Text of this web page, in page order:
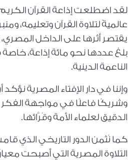
لقد اضطلعت إذاعة القرآن
عالميةً لتلاوة القرآن وتعليمه،
يقتصر أثرها على الداخل
بلغ عددها نحو مائة إذاعة،
الناعمة الدينية.
وإننا في دار الإفتاء المصرية
وشريكًا فاعلًا في مواجهة الفكر
الدقيق لعلماء الأمة وقُرَّائها.
كما نُثمن الدور التاريخي الذي
التلاوة المصرية التي أصبحت